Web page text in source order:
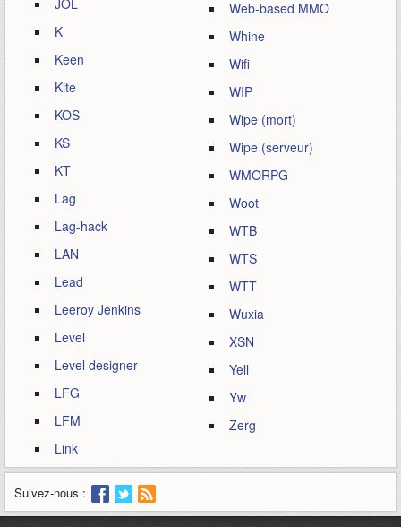
JOL
K
Keen
Kite
KOS
KS
KT
Lag
Lag-hack
LAN
Lead
Leeroy Jenkins
Level
Level designer
LFG
LFM
Link
Web-based MMO
Whine
Wifi
WIP
Wipe (mort)
Wipe (serveur)
WMORPG
Woot
WTB
WTS
WTT
Wuxia
XSN
Yell
Yw
Zerg
Suivez-nous :